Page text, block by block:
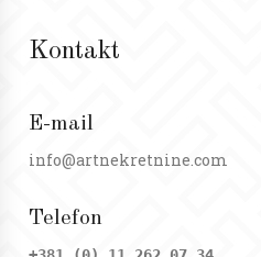
Kontakt
E-mail
info@artnekretnine.com
Telefon